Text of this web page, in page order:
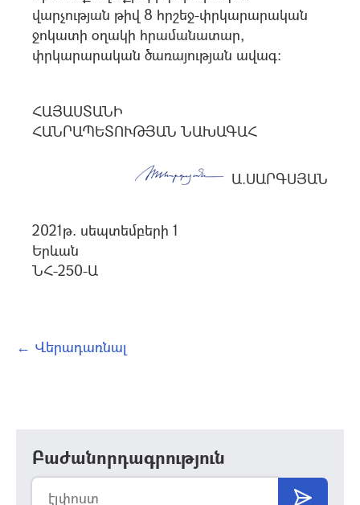
վարչության թիվ 8 հրշեջ-փրկարարական
ջոկատի օղակի հրամանատար,
փրկարարական ծառայության ավագ:
ՀԱՅԱՍՏԱՆԻ
ՀԱՆՐԱՊԵՏՈՒԹՅԱՆ ՆԱԽԱԳԱՀ
Ա.ՍԱՐԳՍՅԱՆ
2021թ. սեպտեմբերի 1
Երևան
ՆՀ-250-Ա
← Վերադառնալ
Բաժանորդագրություն